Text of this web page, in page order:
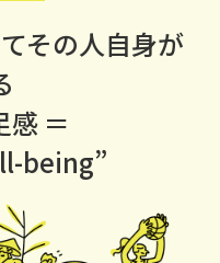
その人自身が
感 ＝
being”